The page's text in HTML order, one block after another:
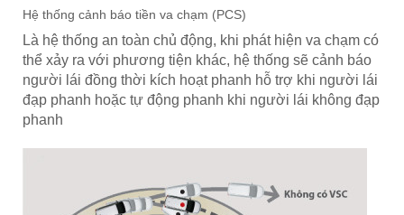
Hệ thống cảnh báo tiền va chạm (PCS)
Là hệ thống an toàn chủ động, khi phát hiện va chạm có
thể xảy ra với phương tiện khác, hệ thống sẽ cảnh báo
người lái đồng thời kích hoạt phanh hỗ trợ khi người lái
đạp phanh hoặc tự động phanh khi người lái không đạp
phanh